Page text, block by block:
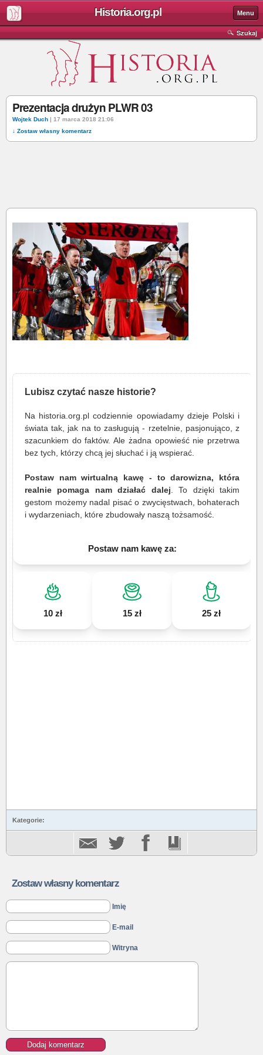
Historia.org.pl Menu
Szukaj
Prezentacja drużyn PLWR 03
Wojtek Duch | 17 marca 2018 21:06
↓ Zostaw własny komentarz
Lubisz czytać nasze historie?
Na historia.org.pl codziennie opowiadamy dzieje Polski i
świata tak, jak na to zasługują - rzetelnie, pasjonująco, z
szacunkiem do faktów. Ale żadna opowieść nie przetrwa
bez tych, którzy chcą jej słuchać i ją wspierać.
Postaw nam wirtualną kawę - to darowizna, która
realnie pomaga nam działać dalej . To dzięki takim
gestom możemy nadal pisać o zwycięstwach, bohaterach
i wydarzeniach, które zbudowały naszą tożsamość.
Postaw nam kawę za:
10 zł 15 zł 25 zł
Kategorie:
Zostaw własny komentarz
Imię
E-mail
Witryna